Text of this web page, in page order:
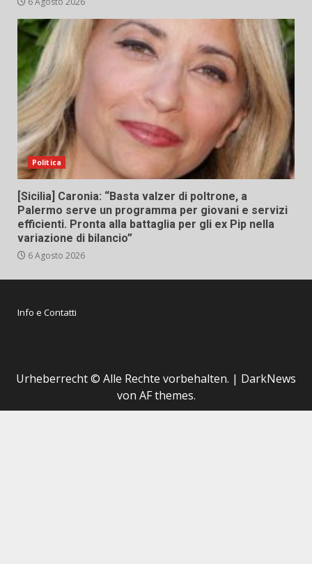
Politica
[Sicilia] Caronia: “Basta valzer di poltrone, a
Palermo serve un programma per giovani e servizi
efficienti. Pronta alla battaglia per gli ex Pip nella
variazione di bilancio”
6 Agosto 2026
Info e Contatti
Urheberrecht © Alle Rechte vorbehalten. | DarkNews
von AF themes.